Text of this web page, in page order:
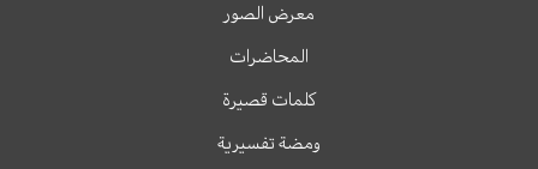
معرض الصور
المحاضرات
كلمات قصيرة
ومضة تفسيرية